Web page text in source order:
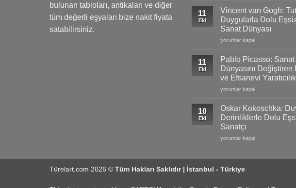
bulunan tabloları, antikaları ve diğer
tüm değerli eşyaları bize nakit fiyata
satabilirsiniz.
and
Swiss
Craftsmanship
için
İzlenimciliğin
Gücü
ve
Doğanın
Büyüleyici
için
11
Eki
Vincent van Gogh:
Duygularla Dolu
Sanat Dünyası
Vincent
Gogh:
Tutku
ve
Duygularla
Dolu
Sanat
Dünyası
için
yorumlar kapalı
11
Eki
Pablo Picasso: Sanat
Dünyasını Değiştiren
ve Efsanevi Yaratıcılık
Pablo
Sanat
Dünyasını
Değiştiren
Dahi
ve
yorumlar kapalı
10
Eki
Oskar Kokoschka:
Derinliklerle Dolu
Sanatçı
Oskar
Dolu
yorumlar kapalı
Türelart.com 2026 © Tüm Hakları Saklıdır | İstanbul - Türkiye